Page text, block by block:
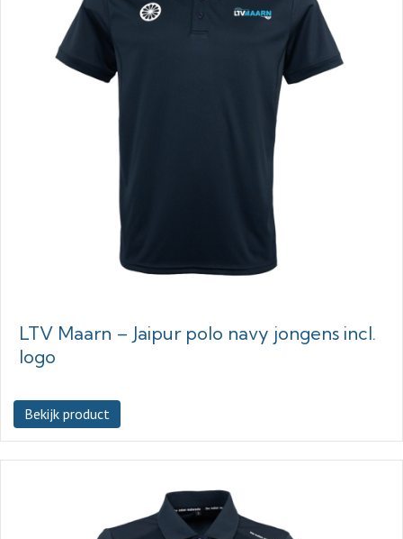
LTV Maarn – Jaipur polo navy jongens incl.
logo
Bekijk product